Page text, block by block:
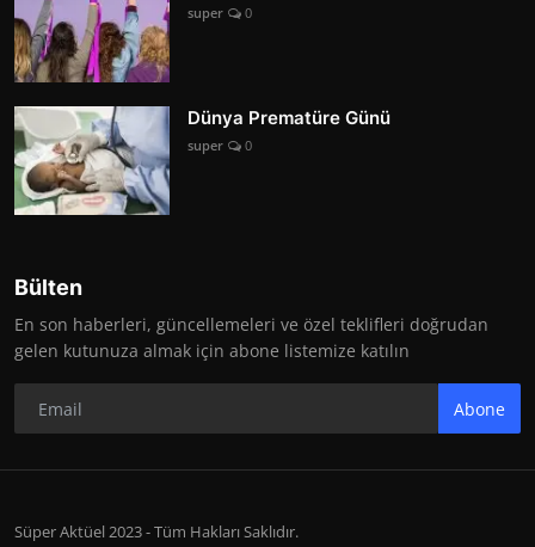
super 0
Dünya Prematüre Günü
super 0
Bülten
En son haberleri, güncellemeleri ve özel teklifleri doğrudan
gelen kutunuza almak için abone listemize katılın
Abone
Süper Aktüel 2023 - Tüm Hakları Saklıdır.